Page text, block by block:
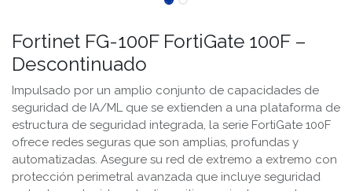
Fortinet FG-100F FortiGate 100F –
Descontinuado
Impulsado por un amplio conjunto de capacidades de
seguridad de IA/ML que se extienden a una plataforma de
estructura de seguridad integrada, la serie FortiGate 100F
ofrece redes seguras que son amplias, profundas y
automatizadas. Asegure su red de extremo a extremo con
protección perimetral avanzada que incluye seguridad